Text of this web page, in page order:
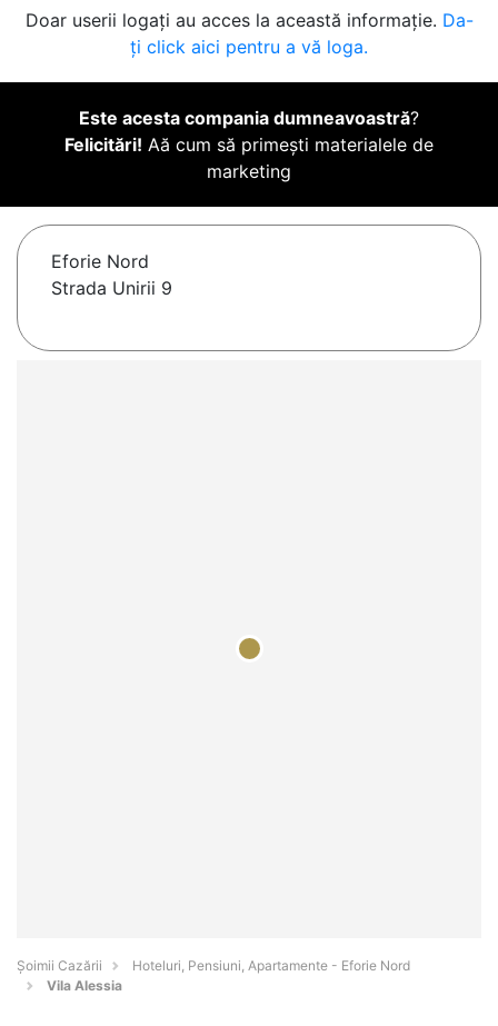
Doar userii logați au acces la această informație. Da-
ți click aici pentru a vă loga.
Este acesta compania dumneavoastră?
Felicitări! Aă cum să primești materialele de
marketing
Eforie Nord
Strada Unirii 9
Șoimii Cazării
Hoteluri, Pensiuni, Apartamente - Eforie Nord
Vila Alessia